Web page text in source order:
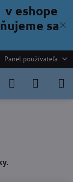
✕
eshope
sa
Panel používateľa